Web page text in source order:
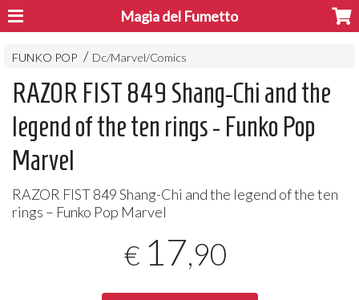
Magia del Fumetto
FUNKO POP Dc/Marvel/Comics
RAZOR FIST 849 Shang-Chi and the
legend of the ten rings - Funko Pop
Marvel
RAZOR FIST849 Shang-Chi and the legend of the ten
rings – Funko Pop Marvel
€ 17,90